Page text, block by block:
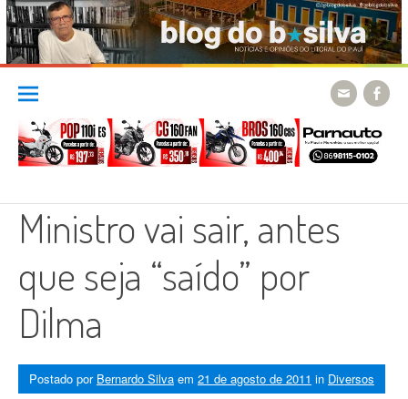
Skip
content
Ministro vai sair, antes
que seja “saído” por
Dilma
Postado por Bernardo Silva em 21 de agosto de 2011 in Diversos